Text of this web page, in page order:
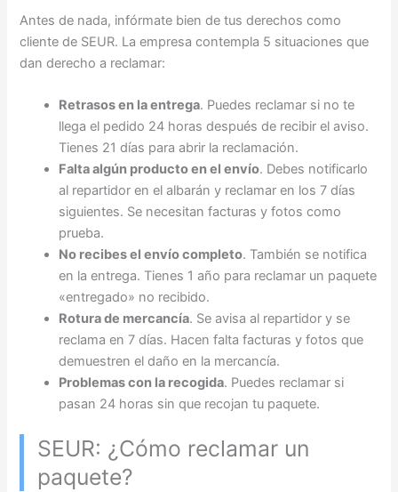
Antes de nada, infórmate bien de tus derechos como
cliente de SEUR. La empresa contempla 5 situaciones que
dan derecho a reclamar:
Retrasos en la entrega. Puedes reclamar si no te
llega el pedido 24 horas después de recibir el aviso.
Tienes 21 días para abrir la reclamación.
Falta algún producto en el envío. Debes notificarlo
al repartidor en el albarán y reclamar en los 7 días
siguientes. Se necesitan facturas y fotos como
prueba.
No recibes el envío completo. También se notifica
en la entrega. Tienes 1 año para reclamar un paquete
«entregado» no recibido.
Rotura de mercancía. Se avisa al repartidor y se
reclama en 7 días. Hacen falta facturas y fotos que
demuestren el daño en la mercancía.
Problemas con la recogida. Puedes reclamar si
pasan 24 horas sin que recojan tu paquete.
SEUR: ¿Cómo reclamar un
paquete?